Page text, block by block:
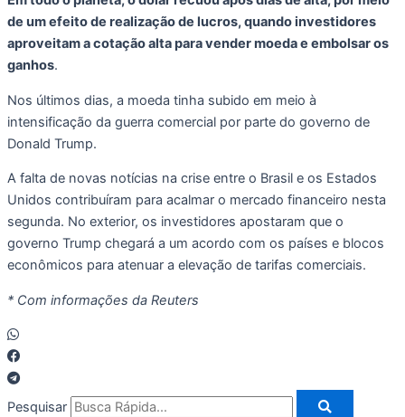
de um efeito de realização de lucros, quando investidores
aproveitam a cotação alta para vender moeda e embolsar os
ganhos.
Nos últimos dias, a moeda tinha subido em meio à
intensificação da guerra comercial por parte do governo de
Donald Trump.
A falta de novas notícias na crise entre o Brasil e os Estados
Unidos contribuíram para acalmar o mercado financeiro nesta
segunda. No exterior, os investidores apostaram que o
governo Trump chegará a um acordo com os países e blocos
econômicos para atenuar a elevação de tarifas comerciais.
* Com informações da Reuters
Pesquisar